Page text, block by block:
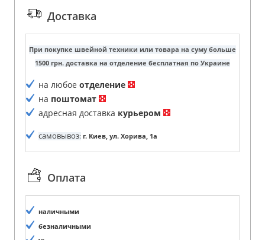
Доставка
При покупке швейной техники или товара на суму больше
1500 грн. доставка на отделение бесплатная по Украине
на любое отделение
на поштомат
адресная доставка курьером
самовывоз: г. Киев, ул. Хорива, 1а
Оплата
наличными
безналичными